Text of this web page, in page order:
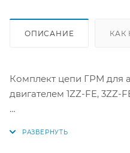
ОПИСАНИЕ КАК
Комплект цепи ГРМ для
двигателем 1ZZ-FE, 3ZZ-